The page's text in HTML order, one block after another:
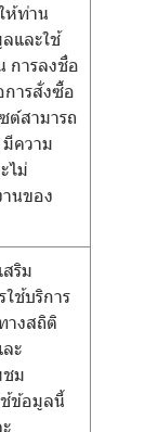
ห้ท่าน
และใช้
การลงชื่อ
การสั่งซื้อ
ต์สามารถ
ความ
ไม่
นของ
ริม
ช้บริการ
างสถิติ
ะ
ชม
ข้อมูลนี้